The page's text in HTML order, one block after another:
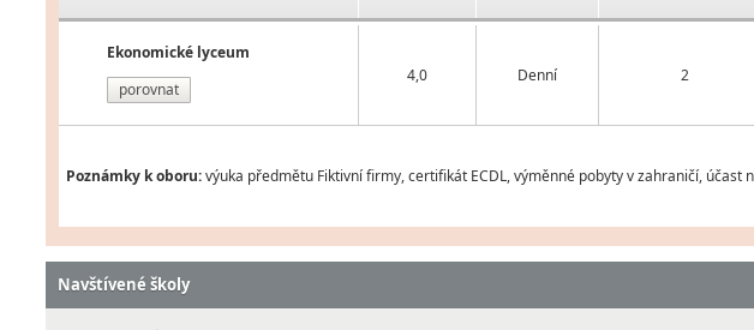
Ekonomické lyceum
porovnat
4,0 Denní 2
Poznámky k oboru:výuka předmětu Fiktivní firmy, certifikát ECDL, výměnné pobyty v zahraničí, účast
Navštívené školy